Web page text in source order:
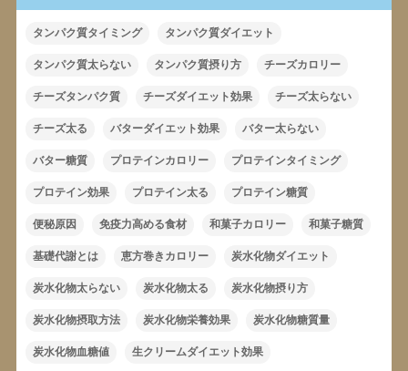
タンパク質タイミング タンパク質ダイエット
タンパク質太らない タンパク質摂り方 チーズカロリー
チーズタンパク質 チーズダイエット効果 チーズ太らない
チーズ太る バターダイエット効果 バター太らない
バター糖質 プロテインカロリー プロテインタイミング
プロテイン効果 プロテイン太る プロテイン糖質
便秘原因 免疫力高める食材 和菓子カロリー 和菓子糖質
基礎代謝とは 恵方巻きカロリー 炭水化物ダイエット
炭水化物太らない 炭水化物太る 炭水化物摂り方
炭水化物摂取方法 炭水化物栄養効果 炭水化物糖質量
炭水化物血糖値 生クリームダイエット効果